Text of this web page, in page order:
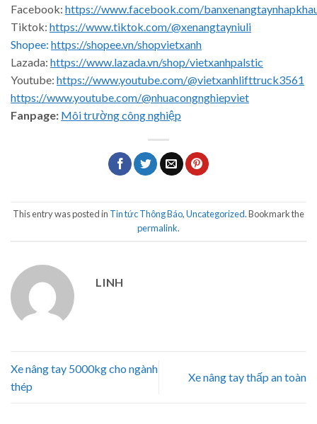
Facebook: https://www.facebook.com/
Tiktok: https://www.tiktok.com/@xenangtayniuli
Shopee: https://shopee.vn/shopvietxanh
Lazada: https://www.lazada.vn/shop/vietxanhpalstic
Youtube: https://www.youtube.com/@vietxanhlifttruck3561
https://www.youtube.com/@nhuacongnghiepviet
Fanpage: Môi trường công nghiệp
This entry was posted in Tin tức Thông Báo,Uncategorized. Bookmark the
permalink.
LINH
Xe nâng tay 5000kg cho ngành
thép
Xe nâng tay thấp an toàn